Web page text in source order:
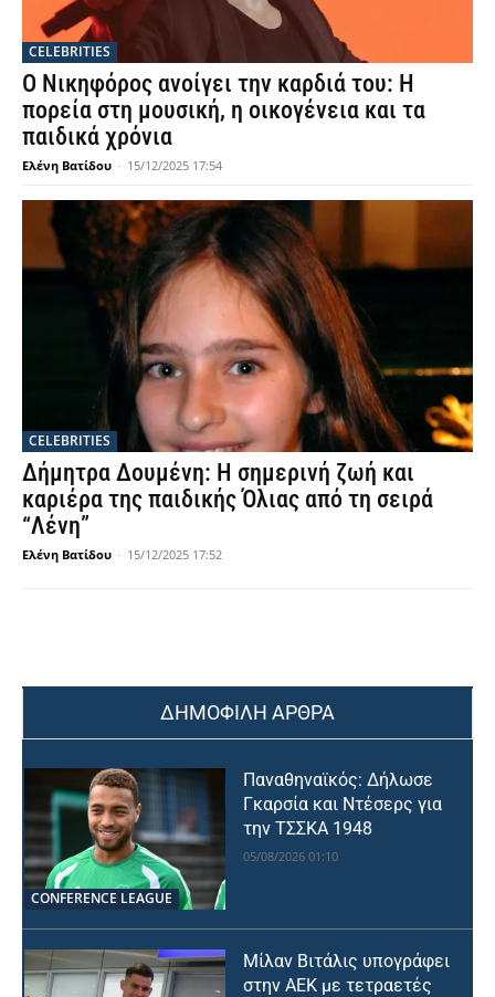
CELEBRITIES
Ο Νικηφόρος ανοίγει την καρδιά του: Η
πορεία στη μουσική, η οικογένεια και τα
παιδικά χρόνια
Ελένη Βατίδου - 15/12/2025 17:54
CELEBRITIES
Δήμητρα Δουμένη: Η σημερινή ζωή και
καριέρα της παιδικής Όλιας από τη σειρά
“Λένη”
Ελένη Βατίδου - 15/12/2025 17:52
ΔΗΜΟΦΙΛΗ ΑΡΘΡΑ
CONFERENCE LEAGUE
Παναθηναϊκός: Δήλωσε
Γκαρσία και Ντέσερς για
την ΤΣΣΚΑ 1948
05/08/2026 01:10
Μίλαν Βιτάλις υπογράφει
στην ΑΕΚ με τετραετές